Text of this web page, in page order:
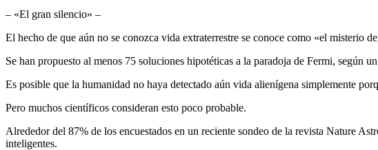
– «El gran silencio» –
El hecho de que aún no se conozca vida extraterrestre se conoce como «el misterio
Se han propuesto al menos 75 soluciones hipotéticas a la paradoja de Fermi, según
Es posible que la humanidad no haya detectado aún vida alienígena simplemente
Pero muchos científicos consideran esto poco probable.
Alrededor del 87% de los encuestados en un reciente sondeo de la revista Nature
inteligentes.